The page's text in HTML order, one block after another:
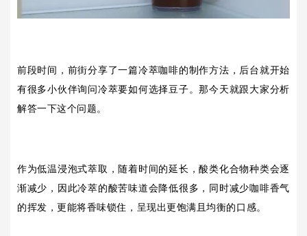
前段时间，前街分享了一篇冷萃咖啡的制作方法，后台就开始
有很多小伙伴询问冷萃要如何选择豆子。那今天就跟大家分析
解答一下这个问题。
作为低温浸泡式萃取，随着时间的延长，酸类化合物种类会逐
渐减少，因此冷萃的酸苦味道会降低很多，同时减少咖啡香气
的挥发，更能将香味锁住，呈现出更饱满且均衡的口感。